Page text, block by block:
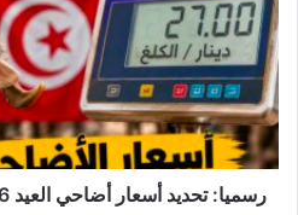
م
ي
ا
:
ت
ح
د
رسميا: تحديد أسعار أضاحي العيد 2026 بالكلغ الحي في تونس